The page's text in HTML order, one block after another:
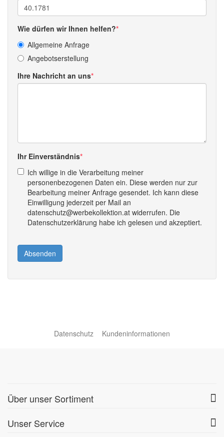
Wie dürfen wir Ihnen helfen?
Allgemeine Anfrage
Angebotserstellung
Ihre Nachricht an uns
Ihr Einverständnis
Ich willige in die Verarbeitung meiner
personenbezogenen Daten ein. Diese werden nur zur
Bearbeitung meiner Anfrage gesendet. Ich kann diese
Einwilligung jederzeit per Mail an
datenschutz@werbekollektion.at widerrufen. Die
Datenschutzerklärung habe ich gelesen und akzeptiert.
Absenden
Datenschutz Kundeninformationen
Über unser Sortiment
Unser Service